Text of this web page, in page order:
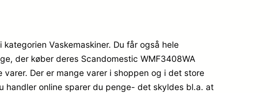
Vaskemaskiner. Du får også hele
der køber deres Scandomestic WMF3408WA
Der er mange varer i shoppen og i det store
online sparer du penge- det skyldes bl.a. at